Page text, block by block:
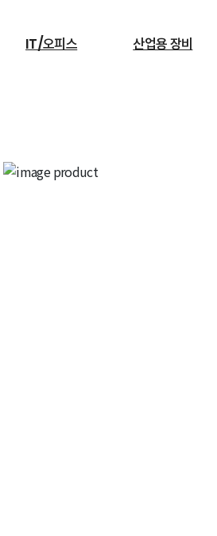
IT/오피스 산업용 장비
RF 서빙로봇